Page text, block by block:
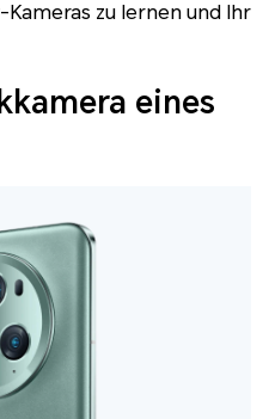
zu lernen und Ihr
eines